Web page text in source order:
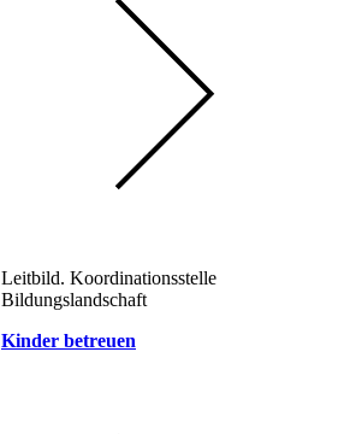
Leitbild. Koordinationsstelle
Bildungslandschaft
Kinder betreuen